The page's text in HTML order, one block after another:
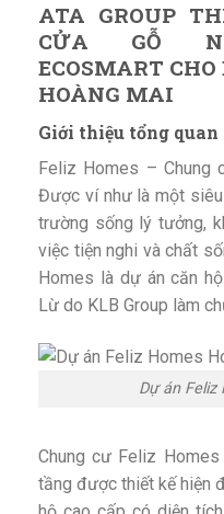
ATA GROUP
CỬA GỖ
ECOSMART
HOÀNG MAI
Giới thiệu tổng
Feliz Homes – Chung
Được ví như là một
trường sống lý tưởng,
việc tiện nghi và chất
Homes là dự án căn
Lừ do KLB Group làm
Dự án Feliz
Chung cư Feliz
tầng được thiết kế hiện